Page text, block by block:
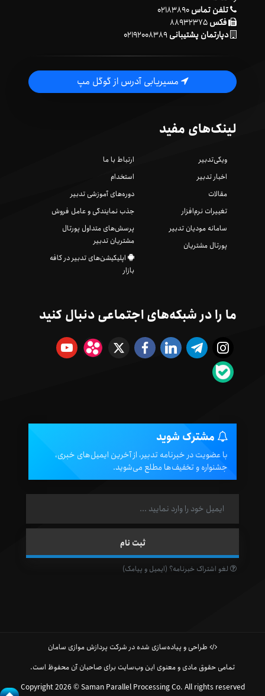
تلفن تماس۰۲۱۸۳۸۹۰
فکس۸۸۹۳۲۳۷۵
دپارتمان پشتیبانی۰۲۱۹۲۰۰۸۳۸۹
مسیریابی آدرس از گوگل مپ
لینک‌های مفید
ویکی‌تدبیر
اخبار تدبیر
مقالات
تغییرات نرم‌افزار
سامانه مودیان تدبیر
پورتال مشتریان
ارتباط با ما
استخدام
دوره‌های آموزشی تدبیر
جذب نمایندگی و عامل فروش
پرسش‌های متداول پورتال
مشتریان تدبیر
اپلیکیشن‌های تدبیر در کافه
بازار
ما را در شبکه‌های اجتماعی دنبال کنید
مشترک شوید
با عضویت در خبرنامه تدبیر، از آخرین ایمیل‌های خبری،
جشنواره و تخفیف‌ها مطلع می‌شوید.
لغو اشتراک خبرنامه؟ (ایمیل و پیامک)
طراحی و پیاده‌سازی شده در شرکت پردازش موازی سامان
تمامی حقوق مادی و معنوی این وب‌سایت برای صاحبان آن محفوظ است.
Copyright 2026 © Saman Parallel Processing Co. All rights reserved